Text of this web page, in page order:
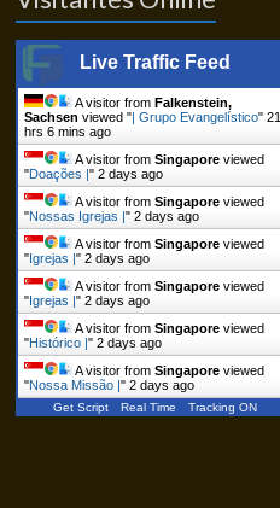
Live Traffic Feed
A visitor fromFalkenstein,
Sachsen viewed "| Grupo Evangelístico"21
hrs 6 mins ago
A visitor fromSingapore viewed
"Doações |"2 days ago
A visitor fromSingapore viewed
"Nossas Igrejas |"2 days ago
A visitor fromSingapore viewed
"Igrejas |"2 days ago
A visitor fromSingapore viewed
"Igrejas |"2 days ago
A visitor fromSingapore viewed
"Histórico |"2 days ago
A visitor fromSingapore viewed
"Nossa Missão |"2 days ago
Get Script Real Time Tracking ON